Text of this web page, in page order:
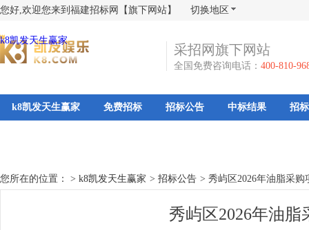
您好,欢迎您来到福建招标网【旗下网站】 切换地区
k8凯发天生赢家
采招网旗下网站
全国免费咨询电话： 400-810-
k8凯发天生赢家 免费招标 招标公告 中标结果 招
您所在的位置： > k8凯发天生赢家 > 招标公告 > 秀屿区2026年油脂采购
秀屿区2026年油